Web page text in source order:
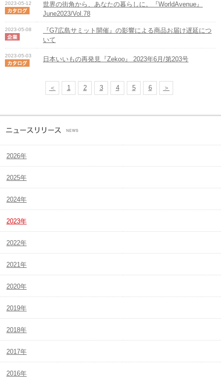
2023-05-12
世界の街角から、あなたの暮らしに。『WorldAvenue』
June2023/Vol.78
2023-05-08
『G7広島サミット開催』の影響による商品お届け遅延につ
いて
2023-05-03 日本いいもの再発見『Zekoo』 2023年6月/第203号
＜ 1 2 3 4 5 6 ＞
2026年
2025年
2024年
2023年
2022年
2021年
2020年
2019年
2018年
2017年
2016年